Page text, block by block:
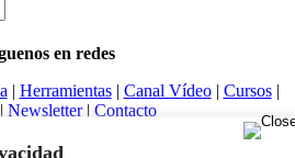
en redes
| Herramientas| Canal Vídeo| Cursos|
| Newsletter| Contacto
|Política de privacidad